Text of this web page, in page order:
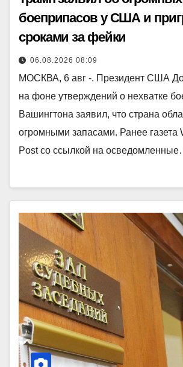
боеприпасов у США и
сроками за фейки
06.08.2026 08:09
МОСКВА, 6 авг -. Президент США
на фоне утверждений о нехватке
Вашингтона заявил, что страна
огромными запасами. Ранее газета
Post со ссылкой на